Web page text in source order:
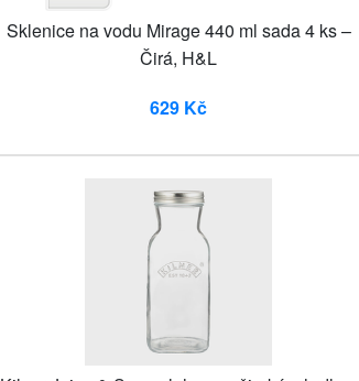
Sklenice na vodu Mirage 440 ml sada 4 ks –
Čirá, H&L
629 Kč